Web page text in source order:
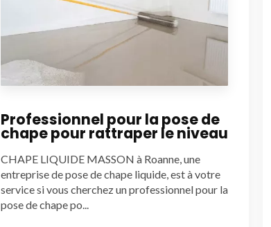
Professionnel pour la pose de
chape pour rattraper le niveau
CHAPE LIQUIDE MASSON à Roanne, une
entreprise de pose de chape liquide, est à votre
service si vous cherchez un professionnel pour la
pose de chape po...